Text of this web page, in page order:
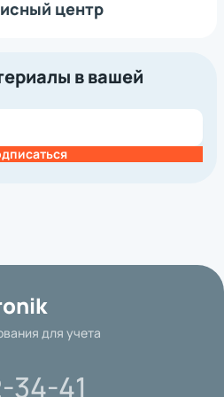
центр
в вашей
для учета
34-41